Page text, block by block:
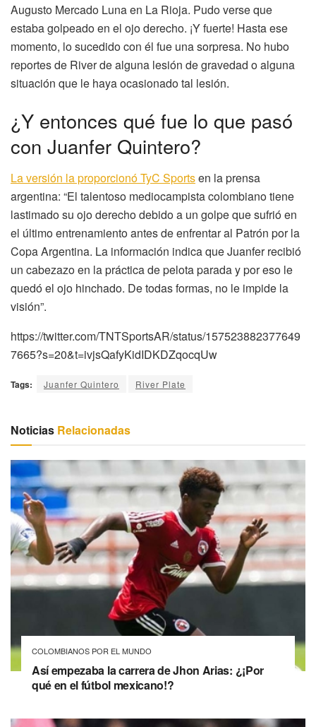
Augusto Mercado Luna en La Rioja. Pudo verse que
estaba golpeado en el ojo derecho. ¡Y fuerte! Hasta ese
momento, lo sucedido con él fue una sorpresa. No hubo
reportes de River de alguna lesión de gravedad o alguna
situación que le haya ocasionado tal lesión.
¿Y entonces qué fue lo que pasó
con Juanfer Quintero?
La versión la proporcionó TyC Sportsen la prensa
argentina: “El talentoso mediocampista colombiano tiene
lastimado su ojo derecho debido a un golpe que sufrió en
el último entrenamiento antes de enfrentar al Patrón por la
Copa Argentina. La información indica que Juanfer recibió
un cabezazo en la práctica de pelota parada y por eso le
quedó el ojo hinchado. De todas formas, no le impide la
visión”.
https://twitter.com/TNTSportsAR/status/157523882377649
7665?s=20&t=ivjsQafyKidIDKDZqocqUw
Tags: Juanfer Quintero River Plate
Noticias Relacionadas
COLOMBIANOS POR EL MUNDO
Así empezaba la carrera de Jhon Arias: ¿¡Por
qué en el fútbol mexicano!?